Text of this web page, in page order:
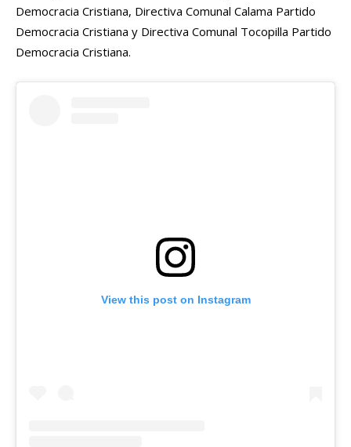
Democracia Cristiana, Directiva Comunal Calama Partido
Democracia Cristiana y Directiva Comunal Tocopilla Partido
Democracia Cristiana.
View this post on Instagram